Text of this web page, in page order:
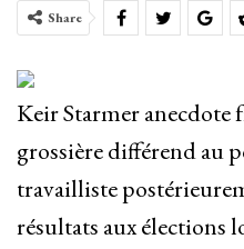
Share
Keir Starmer anecdote
grossière différend au
travailliste
résultats aux élections